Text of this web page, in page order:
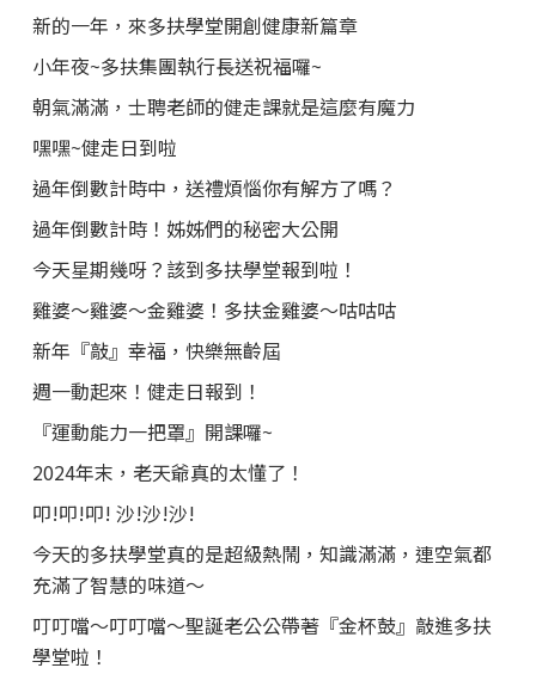
新的一年，來多扶學堂開創健康新篇章
小年夜~多扶集團執行長送祝福囉~
朝氣滿滿，士聘老師的健走課就是這麼有魔力
嘿嘿~健走日到啦
過年倒數計時中，送禮煩惱你有解方了嗎？
過年倒數計時！姊姊們的秘密大公開
今天星期幾呀？該到多扶學堂報到啦！
雞婆～雞婆～金雞婆！多扶金雞婆～咕咕咕
新年『敲』幸福，快樂無齡屆
週一動起來！健走日報到！
『運動能力一把罩』開課囉~
2024年末，老天爺真的太懂了！
叩!叩!叩! 沙!沙!沙!
今天的多扶學堂真的是超級熱鬧，知識滿滿，連空氣都
充滿了智慧的味道～
叮叮噹～叮叮噹～聖誕老公公帶著『金杯鼓』敲進多扶
學堂啦！